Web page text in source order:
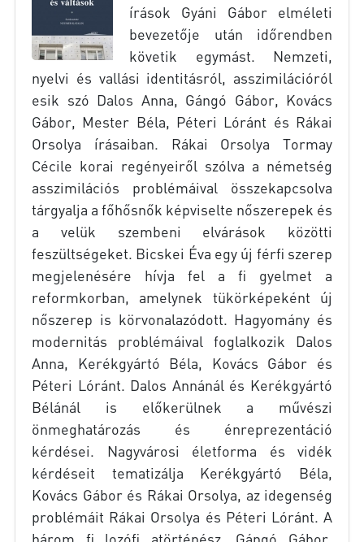
írások Gyáni Gábor elméleti
bevezetője után időrendben
követik egymást. Nemzeti,
nyelvi és vallási identitásról, asszimilációról
esik szó Dalos Anna, Gángó Gábor, Kovács
Gábor, Mester Béla, Péteri Lóránt és Rákai
Orsolya írásaiban. Rákai Orsolya Tormay
Cécile korai regényeiről szólva a németség
asszimilációs problémáival összekapcsolva
tárgyalja a főhősnők képviselte nőszerepek és
a velük szembeni elvárások közötti
feszültségeket. Bicskei Éva egy új férﬁ szerep
megjelenésére hívja fel a ﬁ gyelmet a
reformkorban, amelynek tükörképeként új
nőszerep is körvonalazódott. Hagyomány és
modernitás problémáival foglalkozik Dalos
Anna, Kerékgyártó Béla, Kovács Gábor és
Péteri Lóránt. Dalos Annánál és Kerékgyártó
Bélánál is előkerülnek a művészi
önmeghatározás és énreprezentáció
kérdései. Nagyvárosi életforma és vidék
kérdéseit tematizálja Kerékgyártó Béla,
Kovács Gábor és Rákai Orsolya, az idegenség
problémáit Rákai Orsolya és Péteri Lóránt. A